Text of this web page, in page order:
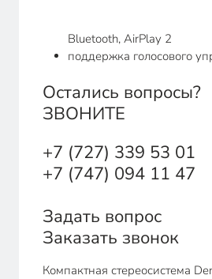
Bluetooth, AirPlay 2
поддержка голосового
Остались вопросы?
ЗВОНИТЕ
+7 (727) 339 53 01
+7 (747) 094 11 47
Задать вопрос
Заказать звонок
Компактная стереосистема